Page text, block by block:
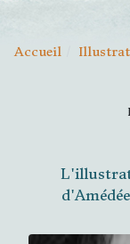
Accueil